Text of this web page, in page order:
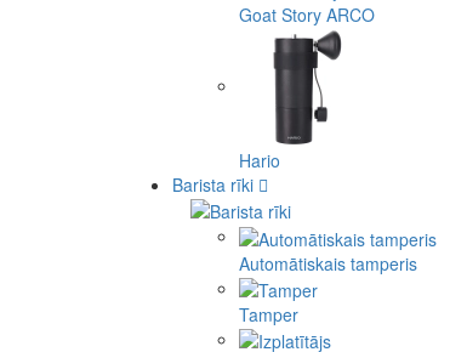
Goat Story ARCO
Hario
Barista rīki
Automātiskais tamperis
Tamper